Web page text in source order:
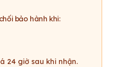
bảo hành khi:
24 giờ sau khi nhận.